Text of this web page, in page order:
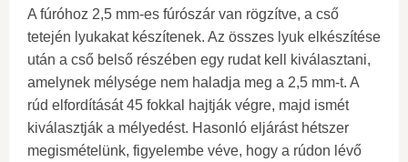
A fúróhoz 2,5 mm-es fúrószár van rögzítve, a cső
tetején lyukakat készítenek. Az összes lyuk elkészítése
után a cső belső részében egy rudat kell kiválasztani,
amelynek mélysége nem haladja meg a 2,5 mm-t. A
rúd elfordítását 45 fokkal hajtják végre, majd ismét
kiválasztják a mélyedést. Hasonló eljárást hétszer
megismételünk, figyelembe véve, hogy a rúdon lévő